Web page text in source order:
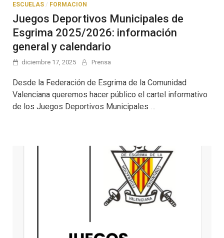
ESCUELAS / FORMACION
Juegos Deportivos Municipales de
Esgrima 2025/2026: información
general y calendario
diciembre 17, 2025 Prensa
Desde la Federación de Esgrima de la Comunidad
Valenciana queremos hacer público el cartel informativo
de los Juegos Deportivos Municipales …